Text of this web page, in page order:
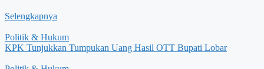
Selengkapnya
Politik & Hukum
KPK Tunjukkan Tumpukan Uang Hasil OTT Bupati Lobar